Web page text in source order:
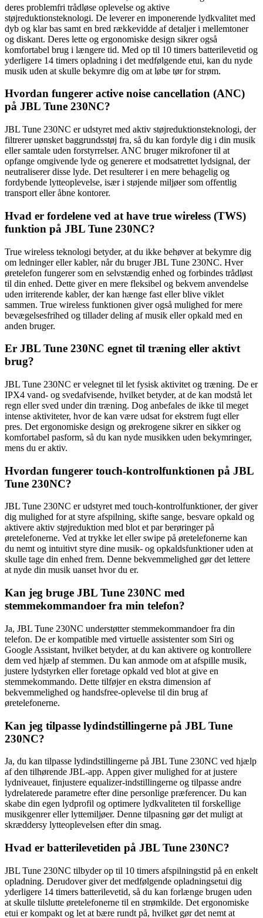
deres problemfri trådløse oplevelse og aktive
støjreduktionsteknologi. De leverer en imponerende lydkvalitet med
dyb og klar bas samt en bred rækkevidde af detaljer i mellemtoner
og diskant. Deres lette og ergonomiske design sikrer også
komfortabel brug i længere tid. Med op til 10 timers batterilevetid og
yderligere 14 timers opladning i det medfølgende etui, kan du nyde
musik uden at skulle bekymre dig om at løbe tør for strøm.
Hvordan fungerer active noise cancellation (ANC)
på JBL Tune 230NC?
JBL Tune 230NC er udstyret med aktiv støjreduktionsteknologi, der
filtrerer uønsket baggrundsstøj fra, så du kan fordyle dig i din musik
eller samtale uden forstyrrelser. ANC bruger mikrofoner til at
opfange omgivende lyde og generere et modsatrettet lydsignal, der
neutraliserer disse lyde. Det resulterer i en mere behagelig og
fordybende lytteoplevelse, især i støjende miljøer som offentlig
transport eller åbne kontorer.
Hvad er fordelene ved at have true wireless (TWS)
funktion på JBL Tune 230NC?
True wireless teknologi betyder, at du ikke behøver at bekymre dig
om ledninger eller kabler, når du bruger JBL Tune 230NC. Hver
øretelefon fungerer som en selvstændig enhed og forbindes trådløst
til din enhed. Dette giver en mere fleksibel og bekvem anvendelse
uden irriterende kabler, der kan hænge fast eller blive viklet
sammen. True wireless funktionen giver også mulighed for mere
bevægelsesfrihed og tillader deling af musik eller opkald med en
anden bruger.
Er JBL Tune 230NC egnet til træning eller aktivt
brug?
JBL Tune 230NC er velegnet til let fysisk aktivitet og træning. De er
IPX4 vand- og svedafvisende, hvilket betyder, at de kan modstå let
regn eller sved under din træning. Dog anbefales de ikke til meget
intense aktiviteter, hvor de kan være udsat for ekstrem fugt eller
pres. Det ergonomiske design og ørekrogene sikrer en sikker og
komfortabel pasform, så du kan nyde musikken uden bekymringer,
mens du er aktiv.
Hvordan fungerer touch-kontrolfunktionen på JBL
Tune 230NC?
JBL Tune 230NC er udstyret med touch-kontrolfunktioner, der giver
dig mulighed for at styre afspilning, skifte sange, besvare opkald og
aktivere aktiv støjreduktion med blot et par berøringer på
øretelefonerne. Ved at trykke let eller swipe på øretelefonerne kan
du nemt og intuitivt styre dine musik- og opkaldsfunktioner uden at
skulle tage din enhed frem. Denne bekvemmelighed gør det lettere
at nyde din musik uanset hvor du er.
Kan jeg bruge JBL Tune 230NC med
stemmekommandoer fra min telefon?
Ja, JBL Tune 230NC understøtter stemmekommandoer fra din
telefon. De er kompatible med virtuelle assistenter som Siri og
Google Assistant, hvilket betyder, at du kan aktivere og kontrollere
dem ved hjælp af stemmen. Du kan anmode om at afspille musik,
justere lydstyrken eller foretage opkald ved blot at give en
stemmekommando. Dette tilføjer en ekstra dimension af
bekvemmelighed og handsfree-oplevelse til din brug af
øretelefonerne.
Kan jeg tilpasse lydindstillingerne på JBL Tune
230NC?
Ja, du kan tilpasse lydindstillingerne på JBL Tune 230NC ved hjælp
af den tilhørende JBL-app. Appen giver mulighed for at justere
lydniveauet, finjustere equalizer-indstillingerne og tilpasse andre
lydrelaterede parametre efter dine personlige præferencer. Du kan
skabe din egen lydprofil og optimere lydkvaliteten til forskellige
musikgenrer eller lyttemiljøer. Denne tilpasning gør det muligt at
skræddersy lytteoplevelsen efter din smag.
Hvad er batterilevetiden på JBL Tune 230NC?
JBL Tune 230NC tilbyder op til 10 timers afspilningstid på en enkelt
opladning. Derudover giver det medfølgende opladningsetui dig
yderligere 14 timers batterilevetid, så du kan forlænge brugen uden
at skulle tilslutte øretelefonerne til en strømkilde. Det ergonomiske
etui er kompakt og let at bære rundt på, hvilket gør det nemt at